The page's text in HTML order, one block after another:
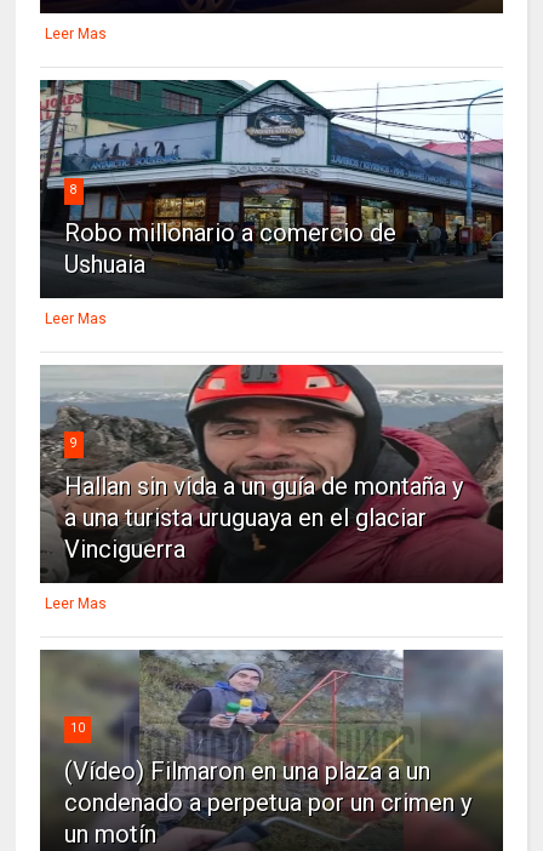
Leer Mas
8
Robo millonario a comercio de
Ushuaia
Leer Mas
9
Hallan sin vida a un guía de montaña y
a una turista uruguaya en el glaciar
Vinciguerra
Leer Mas
10
(Vídeo) Filmaron en una plaza a un
condenado a perpetua por un crimen y
un motín